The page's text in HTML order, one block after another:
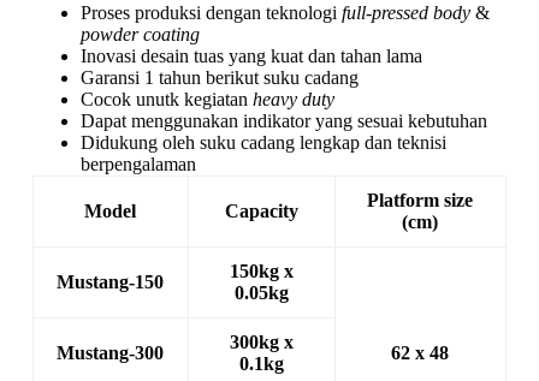
Proses produksi dengan teknologi full-pressed body&
powder coating
Inovasi desain tuas yang kuat dan tahan lama
Garansi 1 tahun berikut suku cadang
Cocok unutk kegiatan heavy duty
Dapat menggunakan indikator yang sesuai kebutuhan
Didukung oleh suku cadang lengkap dan teknisi
berpengalaman
Model Capacity
Platform size
(cm)
Mustang-150
150kg x
0.05kg
62 x 48
Mustang-300
300kg x
0.1kg